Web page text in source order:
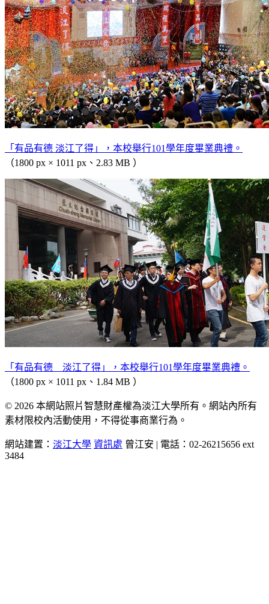
「有品有德 淡江了得」，本校舉行101學年度畢業典禮。
（1800 px × 1011 px、2.83 MB ）
「有品有德 淡江了得」，本校舉行101學年度畢業典禮。
（1800 px × 1011 px、1.84 MB ）
© 2026 本網站照片智慧財產權為淡江大學所有。網站內所有
素材限校內活動使用，不得從事商業行為。
網站建置： 淡江大學 資訊處 曾江安 | 電話：02-26215656 ext
3484